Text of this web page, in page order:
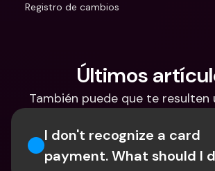
Registro de cambios
Últimos
También puede que te resulten
I don't recognize a card
payment. What should I